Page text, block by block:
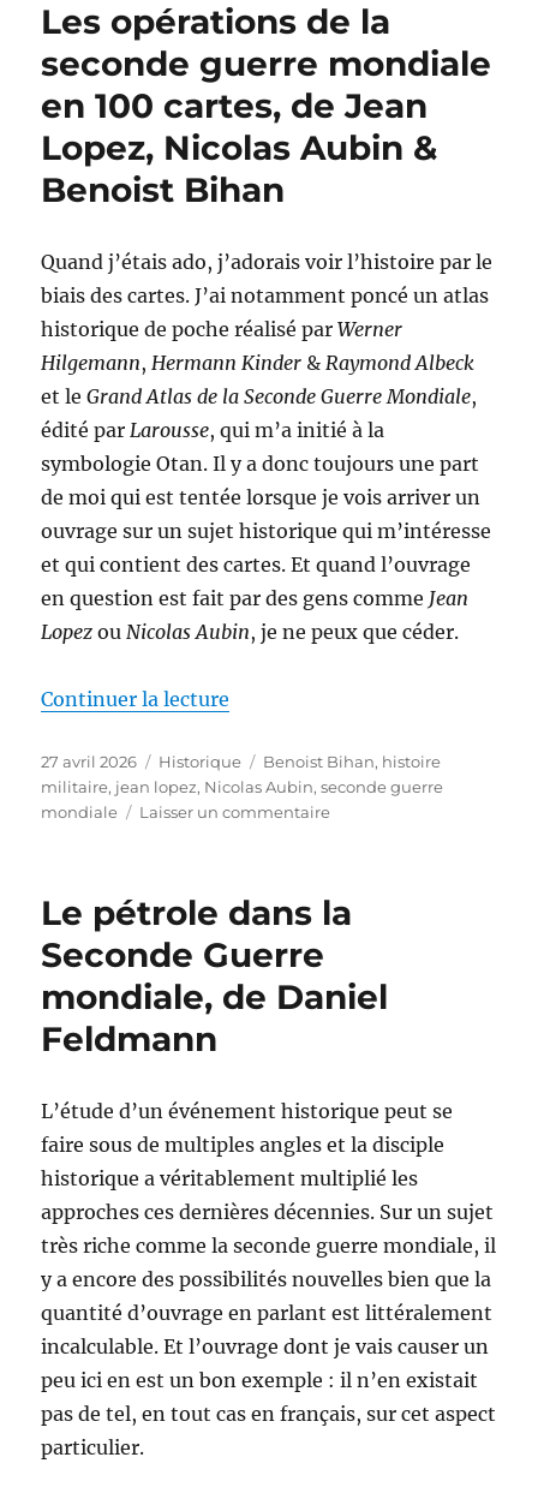
Gaulle
L’âge
de
fer,
d’Antonin
Les opérations de la
seconde guerre mondiale
en 100 cartes, de Jean
Lopez, Nicolas Aubin &
Benoist Bihan
Quand j’étais ado, j’adorais voir l’histoire par le
biais des cartes. J’ai notamment poncé un atlas
historique de poche réalisé parWerner
Hilgemann,Hermann Kinder &Raymond Albeck
et leGrand Atlas de la Seconde Guerre Mondiale,
édité parLarousse, qui m’a initié à la
symbologie Otan. Il y a donc toujours une part
de moi qui est tentée lorsque je vois arriver un
ouvrage sur un sujet historique qui m’intéresse
et qui contient des cartes. Et quand l’ouvrage
en question est fait par des gens comme Jean
Lopez ouNicolas Aubin, je ne peux que céder.
Continuer la lecture
Publié
le
27 avril 2026 Catégories
Historique Étiquettes
Benoist Bihan, histoire
militaire, jean lopez, Nicolas Aubin,seconde guerre
mondiale
Laisser un commentairesur
la
mondiale
en
Jean
Lopez,
Aubin
&
Benoist
Le pétrole dans la
Seconde Guerre
mondiale, de Daniel
Feldmann
L’étude d’un événement historique peut se
faire sous de multiples angles et la disciple
historique a véritablement multiplié les
approches ces dernières décennies. Sur un sujet
très riche comme la seconde guerre mondiale, il
y a encore des possibilités nouvelles bien que la
quantité d’ouvrage en parlant est littéralement
incalculable. Et l’ouvrage dont je vais causer un
peu ici en est un bon exemple : il n’en existait
pas de tel, en tout cas en français, sur cet aspect
particulier.